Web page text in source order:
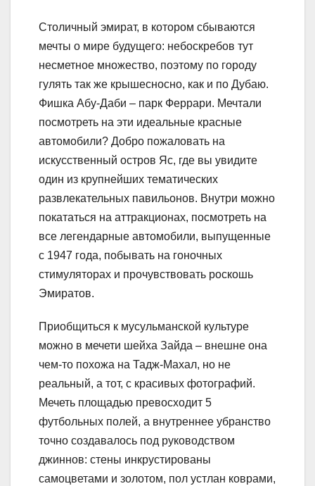
Столичный эмират, в котором сбываются
мечты о мире будущего: небоскребов тут
несметное множество, поэтому по городу
гулять так же крышесносно, как и по Дубаю.
Фишка Абу-Даби – парк Феррари. Мечтали
посмотреть на эти идеальные красные
автомобили? Добро пожаловать на
искусственный остров Яс, где вы увидите
один из крупнейших тематических
развлекательных павильонов. Внутри можно
покататься на аттракционах, посмотреть на
все легендарные автомобили, выпущенные
с 1947 года, побывать на гоночных
стимуляторах и прочувствовать роскошь
Эмиратов.
Приобщиться к мусульманской культуре
можно в мечети шейха Зайда – внешне она
чем-то похожа на Тадж-Махал, но не
реальный, а тот, с красивых фотографий.
Мечеть площадью превосходит 5
футбольных полей, а внутреннее убранство
точно создавалось под руководством
джиннов: стены инкрустированы
самоцветами и золотом, пол устлан коврами,